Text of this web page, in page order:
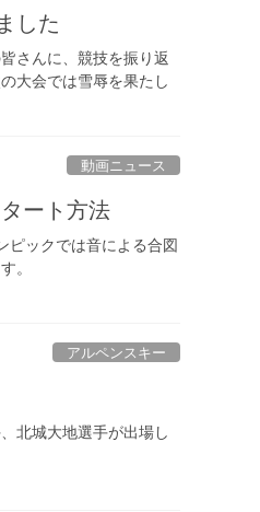
した
さんに、競技を振り返
大会では雪辱を果たし
動画ニュース
ート方法
ピックでは音による合図
。
アルペンスキー
北城大地選手が出場し